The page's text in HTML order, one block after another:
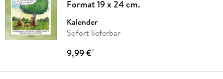
Format 19 x 24 cm.
Kalender
Sofort lieferbar
9,99 €*